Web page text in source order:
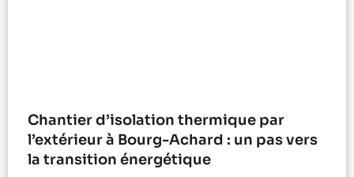
Chantier d’isolation thermique par
l’extérieur à Bourg-Achard : un pas vers
la transition énergétique